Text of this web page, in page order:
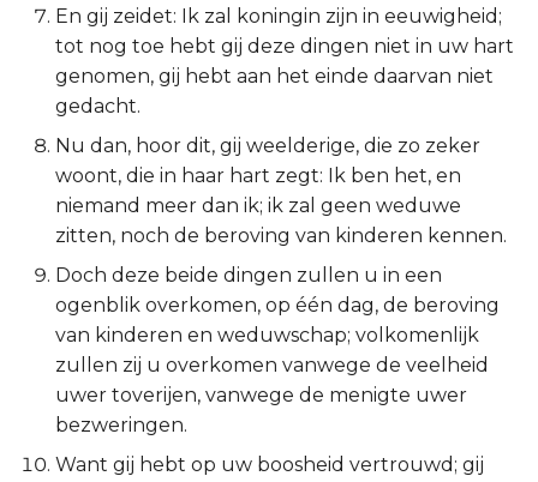
1 Timótheüs
2 Timótheüs
Titus
Filémon
Hebreeën
Jakobus
1 Petrus
En gij zeidet: Ik zal koningin zijn in eeuwigheid;
tot nog toe hebt gij deze dingen niet in uw hart
genomen, gij hebt aan het einde daarvan niet
gedacht.
Nu dan, hoor dit, gij weelderige, die zo zeker
woont, die in haar hart zegt: Ik ben het, en
niemand meer dan ik; ik zal geen weduwe
zitten, noch de beroving van kinderen kennen.
Doch deze beide dingen zullen u in een
ogenblik overkomen, op één dag, de beroving
van kinderen en weduwschap; volkomenlijk
zullen zij u overkomen vanwege de veelheid
uwer toverijen, vanwege de menigte uwer
bezweringen.
Want gij hebt op uw boosheid vertrouwd; gij